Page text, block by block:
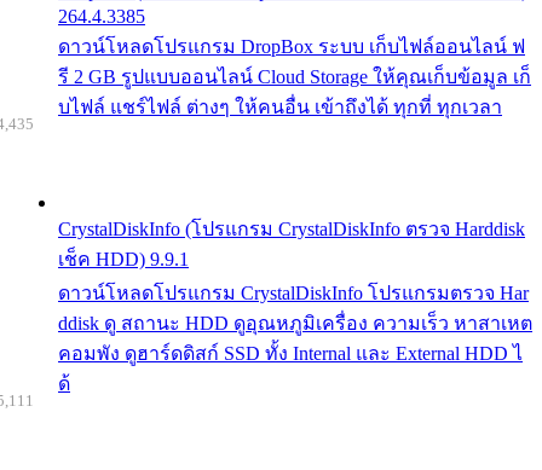
264.4.3385
ดาวน์โหลดโปรแกรม DropBox ระบบ เก็บไฟล์ออนไลน์ ฟ
รี 2 GB รูปแบบออนไลน์ Cloud Storage ให้คุณเก็บข้อมูล เก็
บไฟล์ แชร์ไฟล์ ต่างๆ ให้คนอื่น เข้าถึงได้ ทุกที่ ทุกเวลา
CrystalDiskInfo (โปรแกรม CrystalDiskInfo ตรวจ Harddisk
เช็ค HDD) 9.9.1
ดาวน์โหลดโปรแกรม CrystalDiskInfo โปรแกรมตรวจ Har
ddisk ดู สถานะ HDD ดูอุณหภูมิเครื่อง ความเร็ว หาสาเหต
คอมพัง ดูฮาร์ดดิสก์ SSD ทั้ง Internal และ External HDD ไ
ด้